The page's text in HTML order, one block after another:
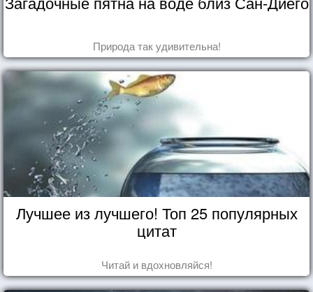
Природа так удивительна!
Лучшее из лучшего! Топ 25 популярных
цитат
Читай и вдохновляйся!